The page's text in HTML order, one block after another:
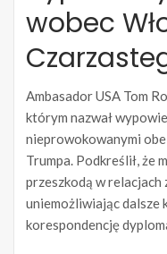
wobec
Ambasador USA Tom
którym nazwał
nieprowokowanymi
Trumpa. Podkreślił, że
przeszkodą w relacjach
uniemożliwiając dalsze
korespondencję